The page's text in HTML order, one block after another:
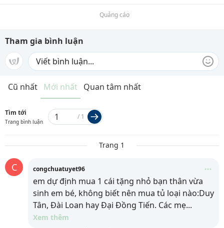
Quảng cáo
Tham gia bình luận
Cũ nhất Mới nhất Quan tâm nhất
Tìm tới
Trang bình luận
/ 1
Trang 1
C congchuatuyet96
em dự định mua 1 cái tặng nhỏ bạn thân vừa
sinh em bé, không biết nên mua tủ loại nào:Duy
Tân, Đài Loan hay Đại Đồng Tiến. Các mẹ...
Xem thêm